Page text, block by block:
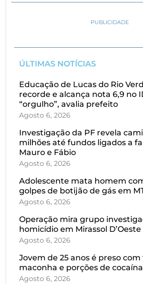
PUBLICIDADE
ÚLTIMAS NOTÍCIAS
Educação de Lucas do Rio
recorde e alcança nota 6,9 no
“orgulho”, avalia prefeito
Agosto 6, 2026
Investigação da PF revela
milhões até fundos ligados a
Mauro e Fábio
Agosto 6, 2026
Adolescente mata homem
golpes de botijão de gás em
Agosto 6, 2026
Operação mira grupo
homicídio em Mirassol D’Oeste
Agosto 6, 2026
Jovem de 25 anos é preso
maconha e porções de
Agosto 6, 2026